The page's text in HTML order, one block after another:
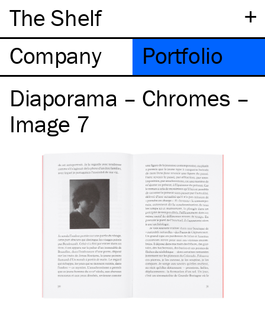
+
The Shelf
Company
Portfolio
Diaporama – Chromes –
Image 7